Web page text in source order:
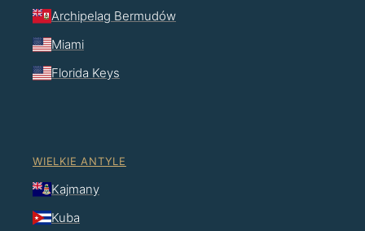
Archipelag Bermudów
Miami
Florida Keys
WIELKIE ANTYLE
Kajmany
Kuba